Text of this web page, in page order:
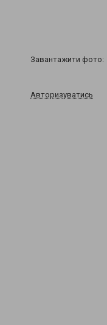
Завантажити фото:
Авторизуватись